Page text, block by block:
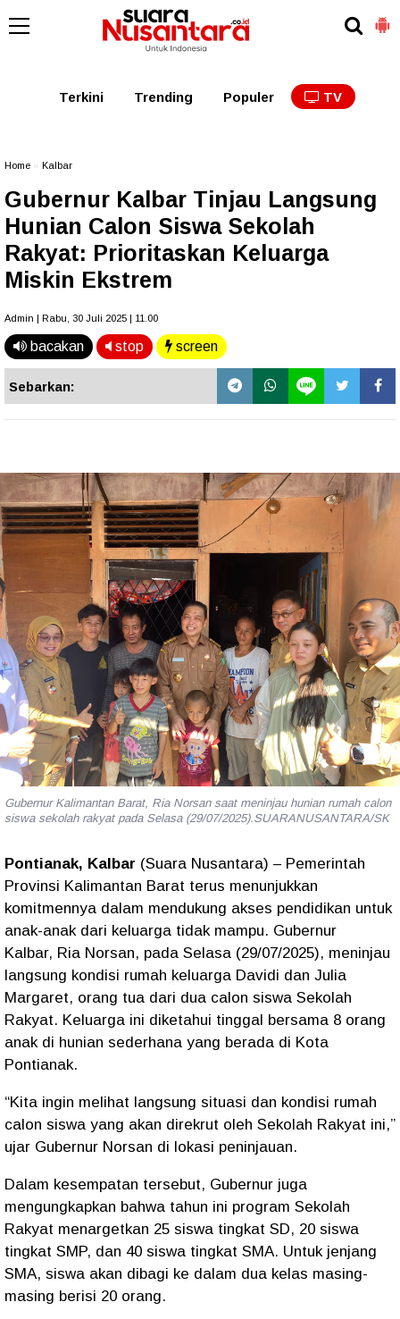
Kalbar Kalteng
Terkini Trending Populer TV
Home Kalbar
Gubernur Kalbar Tinjau Langsung
Hunian Calon Siswa Sekolah
Rakyat: Prioritaskan Keluarga
Miskin Ekstrem
Admin | Rabu, 30 Juli 2025 | 11.00
bacakan stop screen
Sebarkan:
Gubernur Kalimantan Barat, Ria Norsan saat meninjau hunian rumah calon
siswa sekolah rakyat pada Selasa (29/07/2025).SUARANUSANTARA/SK
Pontianak, Kalbar (Suara Nusantara) – Pemerintah
Provinsi Kalimantan Barat terus menunjukkan
komitmennya dalam mendukung akses pendidikan untuk
anak-anak dari keluarga tidak mampu. Gubernur
Kalbar, Ria Norsan, pada Selasa (29/07/2025), meninjau
langsung kondisi rumah keluarga Davidi dan Julia
Margaret, orang tua dari dua calon siswa Sekolah
Rakyat. Keluarga ini diketahui tinggal bersama 8 orang
anakdi hunian sederhana yang berada di Kota
Pontianak.
“Kita ingin melihat langsung situasi dan kondisi rumah
calon siswa yang akan direkrut oleh Sekolah Rakyat ini,”
ujar Gubernur Norsan di lokasi peninjauan.
Dalam kesempatan tersebut, Gubernur juga
mengungkapkan bahwa tahun ini program Sekolah
Rakyat menargetkan 25 siswa tingkat SD, 20 siswa
tingkat SMP, dan 40 siswa tingkat SMA. Untuk jenjang
SMA, siswa akan dibagi ke dalam dua kelas masing-
masing berisi 20 orang.